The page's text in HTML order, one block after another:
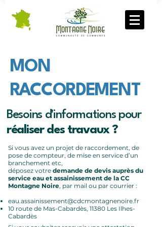
MON
RACCORDEMENT
Besoins d'informations pour
réaliser des travaux ?
Si vous avez un projet de raccordement, de
pose de compteur, de mise en service d’un
branchement etc,
déposez votre demande de devis auprès du
service eau et assainissement de la CC
Montagne Noire, par mail ou par courrier :
eau.assainissement@cdcmontagnenoire.fr
10 route de Mas-Cabardès, 11380 Les Ilhes-
Cabardès